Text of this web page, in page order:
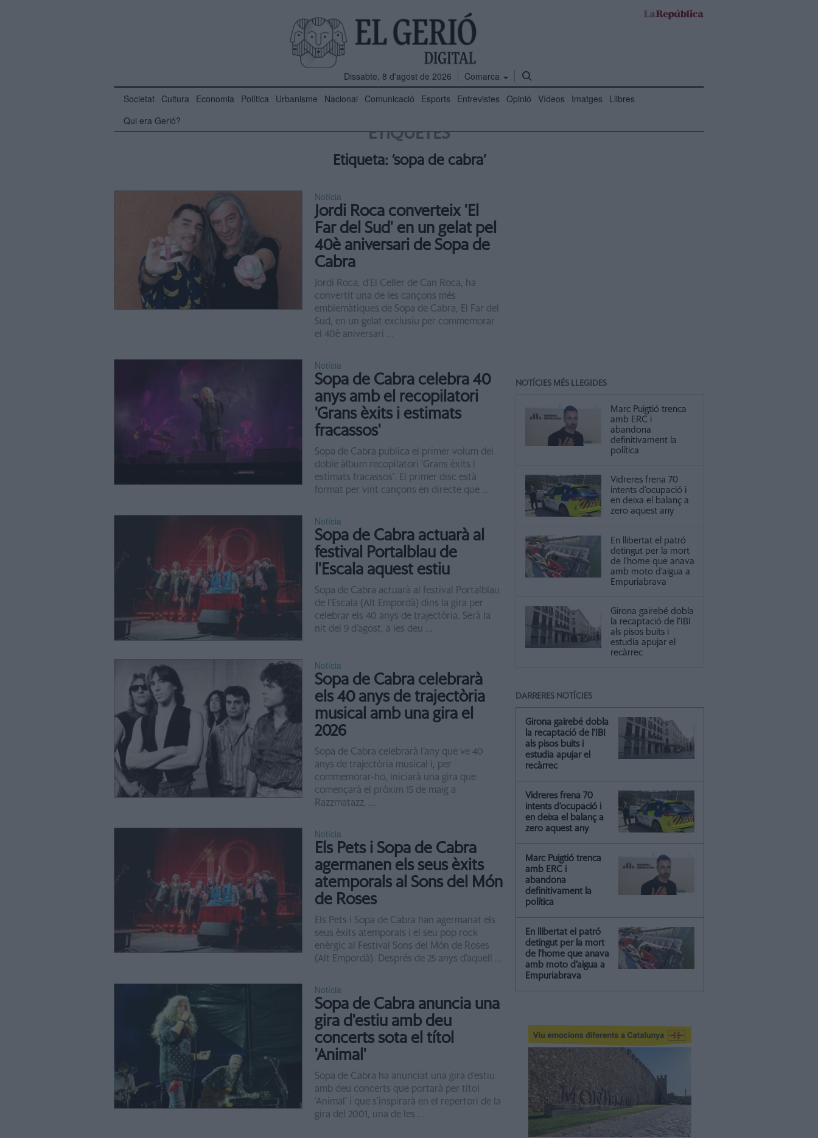
Dissabte, 8 d'agost de 2026
Comarca
Societat Cultura Economia Política Urbanisme Nacional Comunicació Esports Entrevistes Opinió Vídeos Imatges Llibres
Qui era Gerió?
ETIQUETES
Etiqueta: ‘sopa de cabra’
Notícia
Jordi Roca converteix 'El
Far del Sud' en un gelat pel
40è aniversari de Sopa de
Cabra
Jordi Roca, d’El Celler de Can Roca, ha
convertit una de les cançons més
emblemàtiques de Sopa de Cabra, El Far del
Sud, en un gelat exclusiu per commemorar
el 40è aniversari ...
Notícia
Sopa de Cabra celebra 40
anys amb el recopilatori
'Grans èxits i estimats
fracassos'
Sopa de Cabra publica el primer volum del
doble àlbum recopilatori ‘Grans èxits i
estimats fracassos’. El primer disc està
format per vint cançons en directe que ...
Notícia
Sopa de Cabra actuarà al
festival Portalblau de
l'Escala aquest estiu
Sopa de Cabra actuarà al festival Portalblau
de l’Escala (Alt Empordà) dins la gira per
celebrar els 40 anys de trajectòria. Serà la
nit del 9 d’agost, a les deu ...
Notícia
Sopa de Cabra celebrarà
els 40 anys de trajectòria
musical amb una gira el
2026
Sopa de Cabra celebrarà l’any que ve 40
anys de trajectòria musical i, per
commemorar-ho, iniciarà una gira que
començarà el pròxim 15 de maig a
Razzmatazz. ...
Notícia
Els Pets i Sopa de Cabra
agermanen els seus èxits
atemporals al Sons del Món
de Roses
Els Pets i Sopa de Cabra han agermanat els
seus èxits atemporals i el seu pop rock
enèrgic al Festival Sons del Món de Roses
(Alt Empordà). Després de 25 anys d’aquell ...
Notícia
Sopa de Cabra anuncia una
gira d'estiu amb deu
concerts sota el títol
'Animal'
Sopa de Cabra ha anunciat una gira d’estiu
amb deu concerts que portarà per títol
‘Animal’ i que s’inspirarà en el repertori de la
gira del 2001, una de les ...
NOTÍCIES MÉS LLEGIDES
Marc Puigtió trenca
amb ERC i
abandona
definitivament la
política
Vidreres frena 70
intents d’ocupació i
en deixa el balanç a
zero aquest any
En llibertat el patró
detingut per la mort
de l'home que anava
amb moto d’aigua a
Empuriabrava
Girona gairebé dobla
la recaptació de l’IBI
als pisos buits i
estudia apujar el
recàrrec
DARRERES NOTÍCIES
Girona gairebé dobla
la recaptació de l’IBI
als pisos buits i
estudia apujar el
recàrrec
Vidreres frena 70
intents d’ocupació i
en deixa el balanç a
zero aquest any
Marc Puigtió trenca
amb ERC i
abandona
definitivament la
política
En llibertat el patró
detingut per la mort
de l'home que anava
amb moto d’aigua a
Empuriabrava